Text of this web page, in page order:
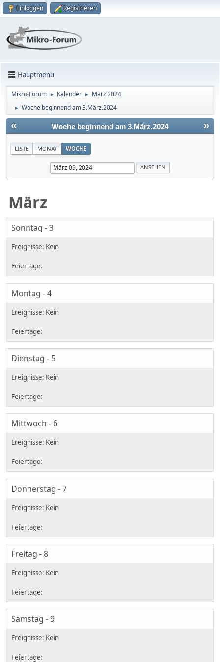
Einloggen Registrieren
Hauptmenü
Mikro-Forum ► Kalender ► März 2024
► Woche beginnend am 3.März.2024
« »
Woche beginnend am 3.März.2024
LISTE MONAT WOCHE
März
Sonntag - 3
Montag - 4
Dienstag - 5
Mittwoch - 6
Donnerstag - 7
Freitag - 8
Samstag - 9